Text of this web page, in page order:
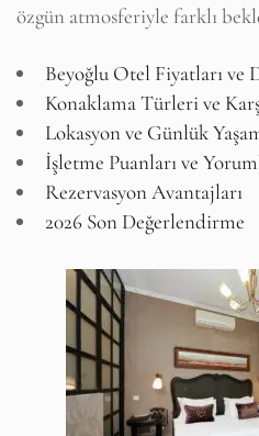
özgün atmosferiyle farklı
Beyoğlu Otel Fiyatları ve
Konaklama Türleri ve
Lokasyon ve Günlük
İşletme Puanları ve
Rezervasyon Avantajları
2026 Son Değerlendirme